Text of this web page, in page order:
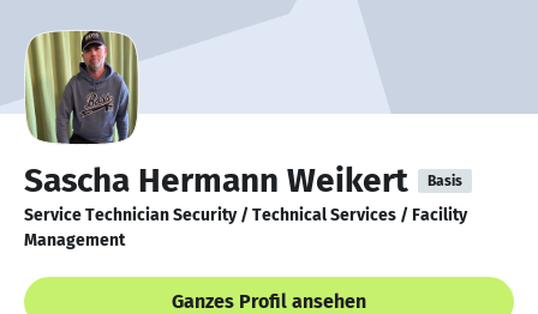
Sascha Hermann Weikert Basis
Service Technician Security / Technical Services / Facility
Management
Ganzes Profil ansehen